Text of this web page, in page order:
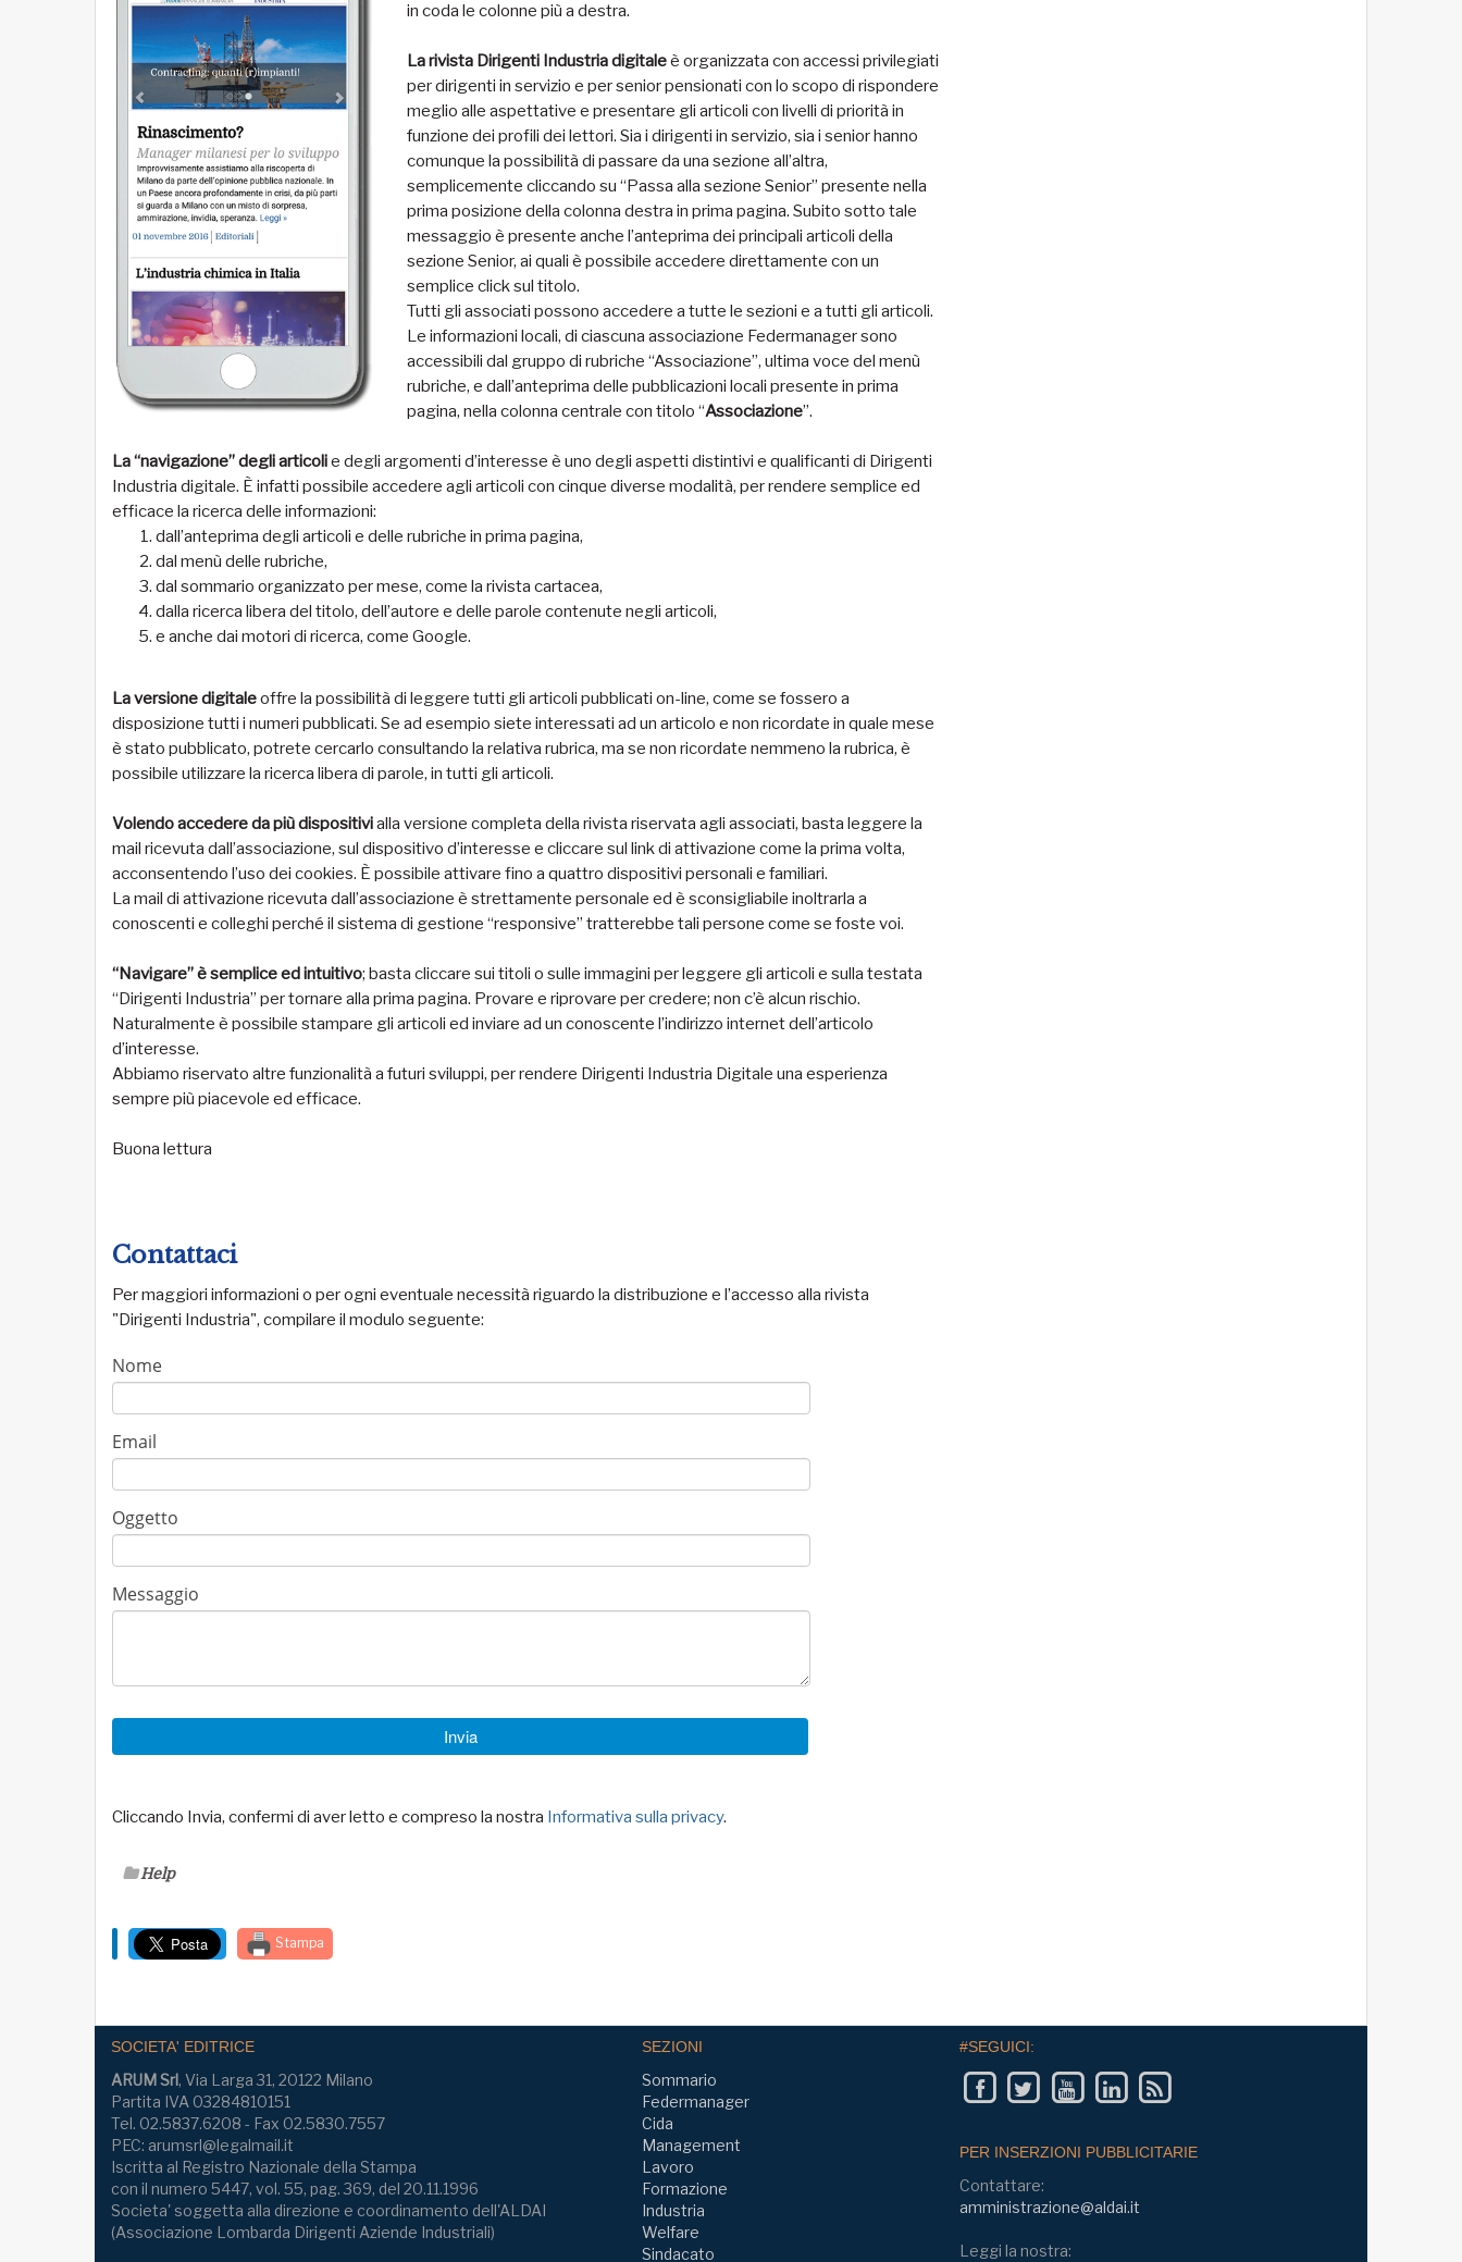
in coda le colonne più a destra.
La rivista Dirigenti Industria digitaleè organizzata con accessi privilegiati
per dirigenti in servizio e per senior pensionati con lo scopo di rispondere
meglio alle aspettative e presentare gli articoli con livelli di priorità in
funzione dei profili dei lettori. Sia i dirigenti in servizio, sia i senior hanno
comunque la possibilità di passare da una sezione all’altra,
semplicemente cliccando su “Passa alla sezione Senior” presente nella
prima posizione della colonna destra in prima pagina. Subito sotto tale
messaggio è presente anche l’anteprima dei principali articoli della
sezione Senior, ai quali è possibile accedere direttamente con un
semplice click sul titolo.
Tutti gli associati possono accedere a tutte le sezioni e a tutti gli articoli.
Le informazioni locali, di ciascuna associazione Federmanager sono
accessibili dal gruppo di rubriche “Associazione”, ultima voce del menù
rubriche, e dall’anteprima delle pubblicazioni locali presente in prima
pagina, nella colonna centrale con titolo “Associazione”.
La “navigazione” degli articolie degli argomenti d’interesse è uno degli aspetti distintivi e qualificanti di Dirigenti
Industria digitale. È infatti possibile accedere agli articoli con cinque diverse modalità, per rendere semplice ed
efficace la ricerca delle informazioni:
dall’anteprima degli articoli e delle rubriche in prima pagina,
dal menù delle rubriche,
dal sommario organizzato per mese, come la rivista cartacea,
dalla ricerca libera del titolo, dell’autore e delle parole contenute negli articoli,
e anche dai motori di ricerca, come Google.
La versione digitaleoffre la possibilità di leggere tutti gli articoli pubblicati on-line, come se fossero a
disposizione tutti i numeri pubblicati. Se ad esempio siete interessati ad un articolo e non ricordate in quale mese
è stato pubblicato, potrete cercarlo consultando la relativa rubrica, ma se non ricordate nemmeno la rubrica, è
possibile utilizzare la ricerca libera di parole, in tutti gli articoli.
Volendo accedere da più dispositivialla versione completa della rivista riservata agli associati, basta leggere la
mail ricevuta dall’associazione, sul dispositivo d’interesse e cliccare sul link di attivazione come la prima volta,
acconsentendo l’uso dei cookies. È possibile attivare fino a quattro dispositivi personali e familiari.
La mail di attivazione ricevuta dall’associazione è strettamente personale ed è sconsigliabile inoltrarla a
conoscenti e colleghi perché il sistema di gestione “responsive” tratterebbe tali persone come se foste voi.
“Navigare” è semplice ed intuitivo; basta cliccare sui titoli o sulle immagini per leggere gli articoli e sulla testata
“Dirigenti Industria” per tornare alla prima pagina. Provare e riprovare per credere; non c’è alcun rischio.
Naturalmente è possibile stampare gli articoli ed inviare ad un conoscente l’indirizzo internet dell’articolo
d’interesse.
Abbiamo riservato altre funzionalità a futuri sviluppi, per rendere Dirigenti Industria Digitale una esperienza
sempre più piacevole ed efficace.
Buona lettura
Contattaci
Per maggiori informazioni o per ogni eventuale necessità riguardo la distribuzione e l’accesso alla rivista
"Dirigenti Industria", compilare il modulo seguente:
Cliccando Invia, confermi di aver letto e compreso la nostra Informativa sulla privacy.
Help
Stampa
SOCIETA' EDITRICE
ARUM Srl, Via Larga 31, 20122 Milano
Partita IVA 03284810151
Tel. 02.5837.6208 - Fax 02.5830.7557
PEC: arumsrl@legalmail.it
Iscritta al Registro Nazionale della Stampa
con il numero 5447, vol. 55, pag. 369, del 20.11.1996
Societa' soggetta alla direzione e coordinamento dell'ALDAI
(Associazione Lombarda Dirigenti Aziende Industriali)
SEZIONI
Sommario
Federmanager
Cida
Management
Lavoro
Formazione
Industria
Welfare
Sindacato
#SEGUICI:
PER INSERZIONI PUBBLICITARIE
Contattare:
amministrazione@aldai.it
Leggi la nostra: